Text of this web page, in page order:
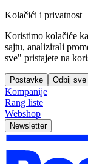
Kolačići i privatnost
Koristimo kolačiće
sajtu, analizirali
sve" pristajete na
Postavke Odbij sve
Kompanije
Rang liste
Webshop
Newsletter